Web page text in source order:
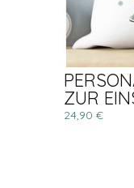
ZUR
24,90 €